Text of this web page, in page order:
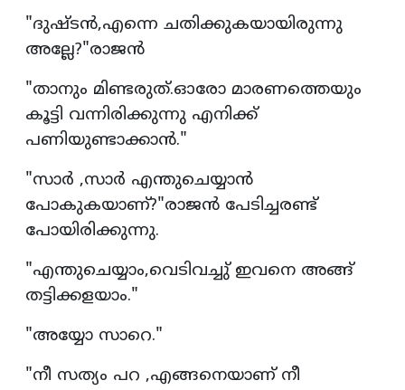
"ദുഷ്ടൻ,എന്നെ ചതിക്കുകയായിരുന്നു
അല്ലേ?"രാജൻ
"താനും മിണ്ടരുത്.ഓരോ മാരണത്തെയും
കൂട്ടി വന്നിരിക്കുന്നു എനിക്ക്
പണിയുണ്ടാക്കാൻ."
"സാർ ,സാർ എന്തുചെയ്യാൻ
പോകുകയാണ്?"രാജൻ പേടിച്ചരണ്ട്
പോയിരിക്കുന്നു.
"എന്തുചെയ്യാം,വെടിവച്ചു് ഇവനെ അങ്ങ്
തട്ടിക്കളയാം."
"അയ്യോ സാറെ."
"നീ സത്യം പറ ,എങ്ങനെയാണ് നീ